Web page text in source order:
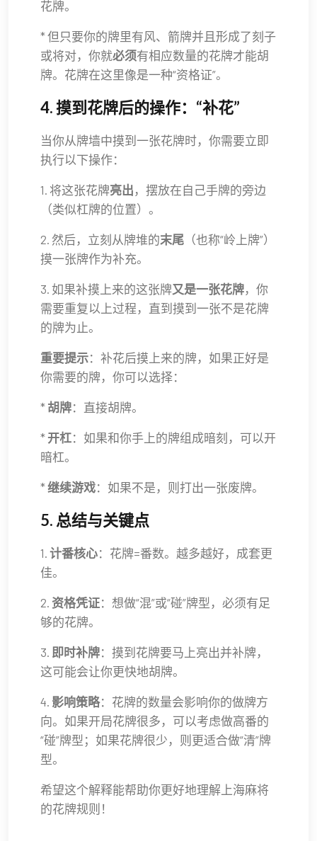
花牌。
* 但只要你的牌里有风、箭牌并且形成了刻子
或将对，你就必须有相应数量的花牌才能胡
牌。花牌在这里像是一种“资格证”。
4. 摸到花牌后的操作：“补花”
当你从牌墙中摸到一张花牌时，你需要立即
执行以下操作：
1. 将这张花牌亮出 ，摆放在自己手牌的旁边
（类似杠牌的位置）。
2. 然后，立刻从牌堆的末尾 （也称“岭上牌”）
摸一张牌作为补充。
3. 如果补摸上来的这张牌又是一张花牌，你
需要重复以上过程，直到摸到一张不是花牌
的牌为止。
重要提示：补花后摸上来的牌，如果正好是
你需要的牌，你可以选择：
* 胡牌：直接胡牌。
* 开杠：如果和你手上的牌组成暗刻，可以开
暗杠。
*继续游戏：如果不是，则打出一张废牌。
5. 总结与关键点
1. 计番核心：花牌=番数。越多越好，成套更
佳。
2. 资格凭证：想做“混”或“碰”牌型，必须有足
够的花牌。
3. 即时补牌：摸到花牌要马上亮出并补牌，
这可能会让你更快地胡牌。
4. 影响策略：花牌的数量会影响你的做牌方
向。如果开局花牌很多，可以考虑做高番的
“碰”牌型；如果花牌很少，则更适合做“清”牌
型。
希望这个解释能帮助你更好地理解上海麻将
的花牌规则！